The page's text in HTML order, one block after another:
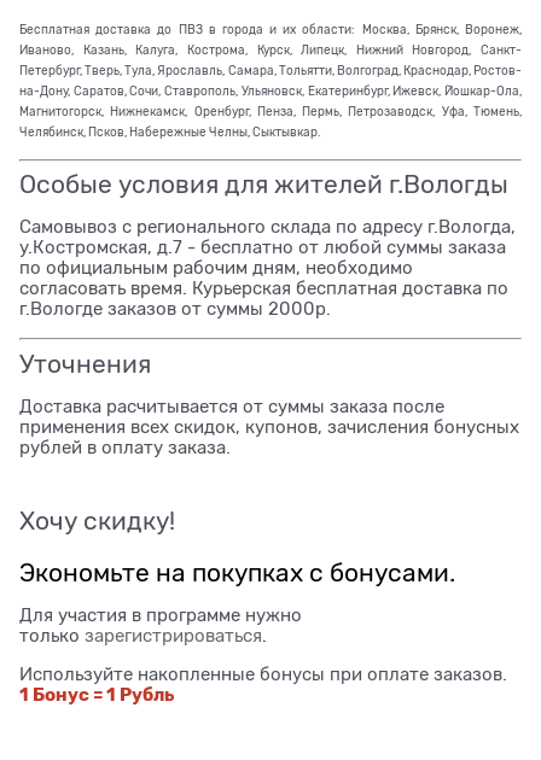
Бесплатная доставка до ПВЗ в города и их области: Москва, Брянск, Воронеж,
Иваново, Казань, Калуга, Кострома, Курск, Липецк, Нижний Новгород, Санкт-
Петербург, Тверь, Тула, Ярославль, Самара, Тольятти, Волгоград, Краснодар, Ростов-
на-Дону, Саратов, Сочи, Ставрополь, Ульяновск, Екатеринбург, Ижевск, Йошкар-Ола,
Магнитогорск, Нижнекамск, Оренбург, Пенза, Пермь, Петрозаводск, Уфа, Тюмень,
Челябинск, Псков, Набережные Челны, Сыктывкар.
Особые условия для жителей г.Вологды
Самовывоз с регионального склада по адресу г.Вологда,
у.Костромская, д.7 - бесплатно от любой суммы заказа
по официальным рабочим дням, необходимо
согласовать время. Курьерская бесплатная доставка по
г.Вологде заказов от суммы 2000р.
Уточнения
Доставка расчитывается от суммы заказа после
применения всех скидок, купонов, зачисления бонусных
рублей в оплату заказа.
Хочу скидку!
Экономьте на покупках с бонусами.
Для участия в программе нужно
только зарегистрироваться
Используйте накопленные бонусы при оплате заказов.
1 Бонус = 1 Рубль